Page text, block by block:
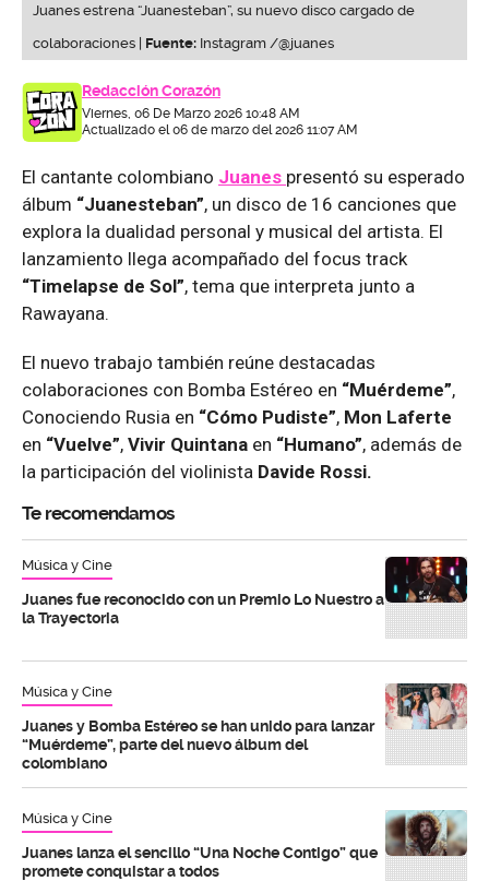
Juanes estrena “Juanesteban”, su nuevo disco cargado de
colaboraciones | Fuente: Instagram /@juanes
Redacción Corazón
Viernes, 06 De Marzo 2026 10:48 AM
Actualizado el 06 de marzo del 2026 11:07 AM
El cantante colombiano Juanes presentó su esperado
álbum “Juanesteban”, un disco de 16 canciones que
explora la dualidad personal y musical del artista. El
lanzamiento llega acompañado del focus track
“Timelapse de Sol”, tema que interpreta junto a
Rawayana.
El nuevo trabajo también reúne destacadas
colaboraciones con Bomba Estéreo en “Muérdeme”,
Conociendo Rusia en “Cómo Pudiste”, Mon Laferte
en “Vuelve”, Vivir Quintana en “Humano”, además de
la participación del violinista Davide Rossi.
Te recomendamos
Música y Cine
Juanes fue reconocido con un Premio Lo Nuestro a
la Trayectoria
Música y Cine
Juanes y Bomba Estéreo se han unido para lanzar
“Muérdeme”, parte del nuevo álbum del
colombiano
Música y Cine
Juanes lanza el sencillo “Una Noche Contigo” que
promete conquistar a todos